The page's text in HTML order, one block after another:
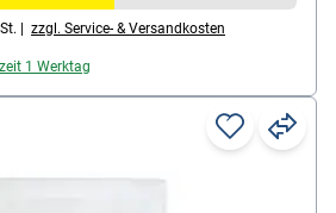
| zzgl. Service- & Versandkosten
1 Werktag